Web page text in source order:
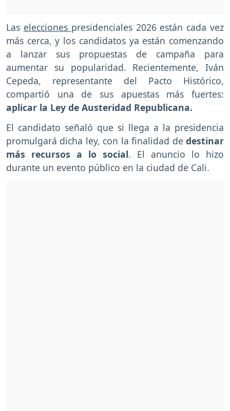
Las elecciones presidenciales 2026 están cada vez
más cerca, y los candidatos ya están comenzando
a lanzar sus propuestas de campaña para
aumentar su popularidad. Recientemente, Iván
Cepeda, representante del Pacto Histórico,
compartió una de sus apuestas más fuertes:
aplicar la Ley de Austeridad Republicana.
El candidato señaló que si llega a la presidencia
promulgará dicha ley, con la finalidad de destinar
más recursos a lo social. El anuncio lo hizo
durante un evento público en la ciudad de Cali.